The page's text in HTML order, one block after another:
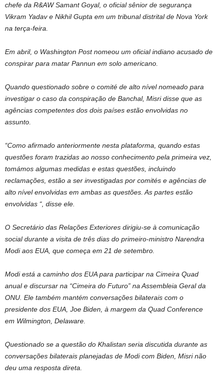
chefe da R&AW Samant Goyal, o oficial sênior de segurança
Vikram Yadav e Nikhil Gupta em um tribunal distrital de Nova York
na terça-feira.
Em abril, o Washington Post nomeou um oficial indiano acusado de
conspirar para matar Pannun em solo americano.
Quando questionado sobre o comité de alto nível nomeado para
investigar o caso da conspiração de Banchal, Misri disse que as
agências competentes dos dois países estão envolvidas no
assunto.
“Como afirmado anteriormente nesta plataforma, quando estas
questões foram trazidas ao nosso conhecimento pela primeira vez,
tomámos algumas medidas e estas questões, incluindo
reclamações, estão a ser investigadas por comités e agências de
alto nível envolvidas em ambas as questões. As partes estão
envolvidas “, disse ele.
O Secretário das Relações Exteriores dirigiu-se à comunicação
social durante a visita de três dias do primeiro-ministro Narendra
Modi aos EUA, que começa em 21 de setembro.
Modi está a caminho dos EUA para participar na Cimeira Quad
anual e discursar na “Cimeira do Futuro” na Assembleia Geral da
ONU. Ele também mantém conversações bilaterais com o
presidente dos EUA, Joe Biden, à margem da Quad Conference
em Wilmington, Delaware.
Questionado se a questão do Khalistan seria discutida durante as
conversações bilaterais planejadas de Modi com Biden, Misri não
deu uma resposta direta.